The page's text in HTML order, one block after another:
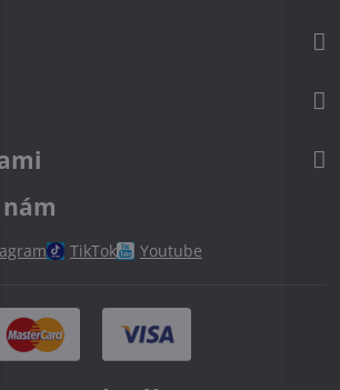
TikTok Youtube